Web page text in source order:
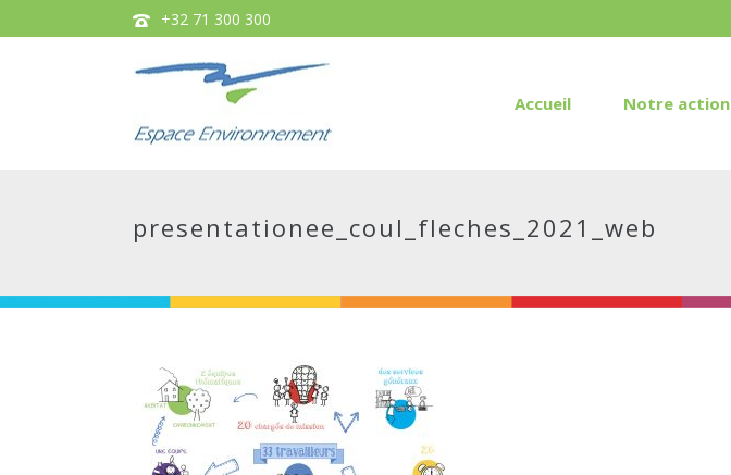
+32 71 300 300
Accueil Notre action
presentationee_coul_fleches_2021_web